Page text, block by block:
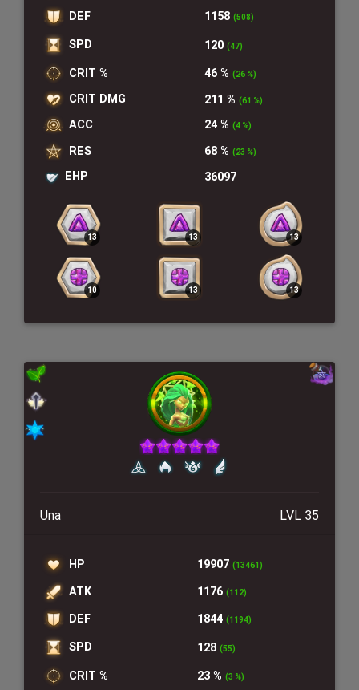
DEF 1158 (508)
SPD 120 (47)
CRIT % 46 % (26 %)
CRIT DMG 211 % (61 %)
ACC 24 % (4 %)
RES 68 % (23 %)
EHP 36097
Una LVL 35
HP 19907 (13461)
ATK 1176 (112)
DEF 1844 (1194)
SPD 128 (55)
CRIT % 23 % (3 %)